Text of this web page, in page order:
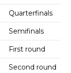
Quarterfinals
Semifinals
First round
Second round